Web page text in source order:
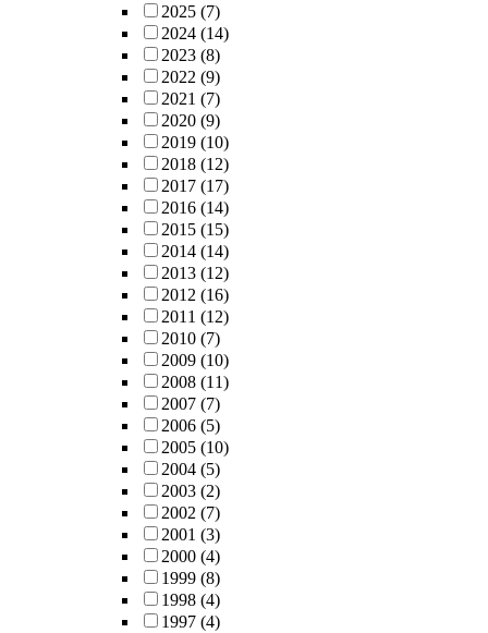
2025 (7)
2024 (14)
2023 (8)
2022 (9)
2021 (7)
2020 (9)
2019 (10)
2018 (12)
2017 (17)
2016 (14)
2015 (15)
2014 (14)
2013 (12)
2012 (16)
2011 (12)
2010 (7)
2009 (10)
2008 (11)
2007 (7)
2006 (5)
2005 (10)
2004 (5)
2003 (2)
2002 (7)
2001 (3)
2000 (4)
1999 (8)
1998 (4)
1997 (4)